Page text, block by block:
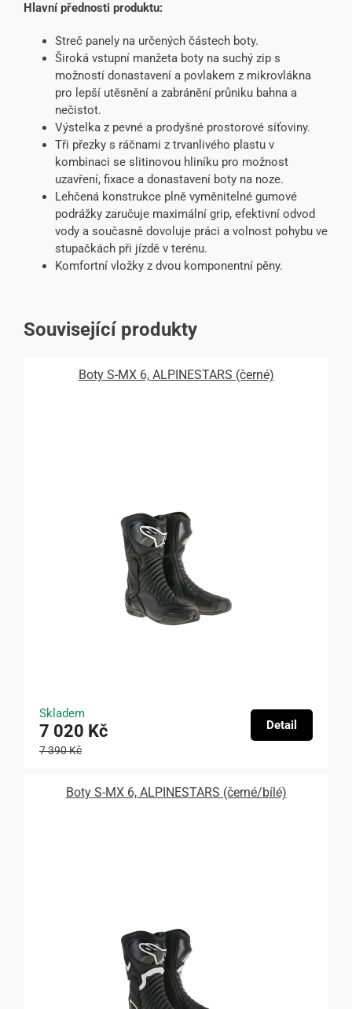
Hlavní přednosti produktu:
Streč panely na určených částech boty.
Široká vstupní manžeta boty na suchý zip s
možností donastavení a povlakem z mikrovlákna
pro lepší utěsnění a zabránění průniku bahna a
nečistot.
Výstelka z pevné a prodyšné prostorové síťoviny.
Tři přezky s ráčnami z trvanlivého plastu v
kombinaci se slitinovou hliníku pro možnost
uzavření, fixace a donastavení boty na noze.
Lehčená konstrukce plně vyměnitelné gumové
podrážky zaručuje maximální grip, efektivní odvod
vody a současně dovoluje práci a volnost pohybu ve
stupačkách při jízdě v terénu.
Komfortní vložky z dvou komponentní pěny.
Související produkty
Boty S-MX 6, ALPINESTARS (černé)
Skladem
7 020 Kč
7 390 Kč
Detail
Boty S-MX 6, ALPINESTARS (černé/bílé)